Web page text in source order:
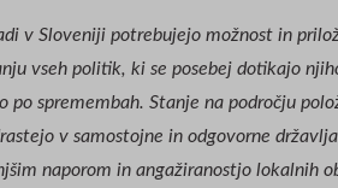
v Sloveniji potrebujejo možnost in
vseh politik, ki se posebej dotikajo
po spremembah. Stanje na področju
v samostojne in odgovorne
naporom in angažiranostjo lokalnih